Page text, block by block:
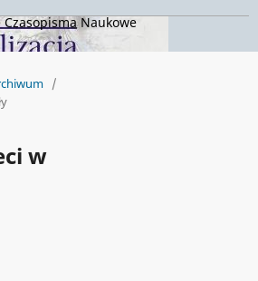
Naukowe
/
w